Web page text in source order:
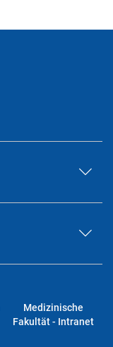
Medizinische
Fakultät - Intranet